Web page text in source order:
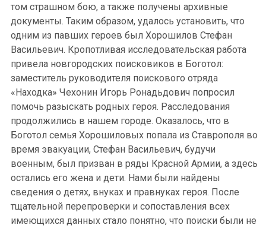
том страшном бою, а также получены архивные
документы. Таким образом, удалось установить, что
одним из павших героев был Хорошилов Стефан
Васильевич. Кропотливая исследовательская работа
привела новгородских поисковиков в Боготол:
заместитель руководителя поискового отряда
«Находка» Чехонин Игорь Ронадьдович попросил
помочь разыскать родных героя. Расследования
продолжились в нашем городе. Оказалось, что в
Боготол семья Хорошиловых попала из Ставрополя во
время эвакуации, Стефан Васильевич, будучи
военным, был призван в ряды Красной Армии, а здесь
остались его жена и дети. Нами были найдены
сведения о детях, внуках и правнуках героя. После
тщательной перепроверки и сопоставления всех
имеющихся данных стало понятно, что поиски были не